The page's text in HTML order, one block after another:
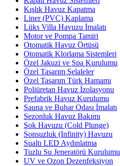
Kışlık Havuz Kapatma
Liner (PVC) Kaplama
Lüks Villa Havuzu İmalatı
Motor ve Pompa Tamiri
Otomatik Havuz Örtüsü
Otomatik Klorlama Sistemleri
Özel Jakuzi ve Spa Kurulumu
Özel Tasarım Şelaleler
Özel Tasarım Türk Hamamı
Poliüretan Havuz İzolasyonu
Prefabrik Havuz Kurulumu
Sauna ve Buhar Odası İmalatı
Sezonluk Havuz Bakımı
Şok Havuzu (Cold Plunge)
Sonsuzluk (Infinity) Havuzu
Sualtı LED Aydınlatma
Tuzlu Su Jeneratörü Kurulumu
UV ve Ozon Dezenfeksiyon